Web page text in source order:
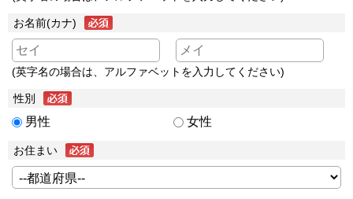
お名前(カナ)
(英字名の場合は、アルファベットを入力してください)
性別
男性 女性
お住まい